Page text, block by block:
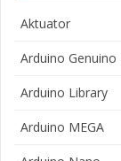
Aktuator
Arduino Genuino
Arduino Library
Arduino MEGA